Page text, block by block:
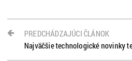
PREDCHÁDZAJÚCI ČLÁNOK
Najväčšie technologické novinky